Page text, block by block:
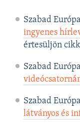
Szabad
ingyenes
értesüljön
Szabad
Szabad
látványos és